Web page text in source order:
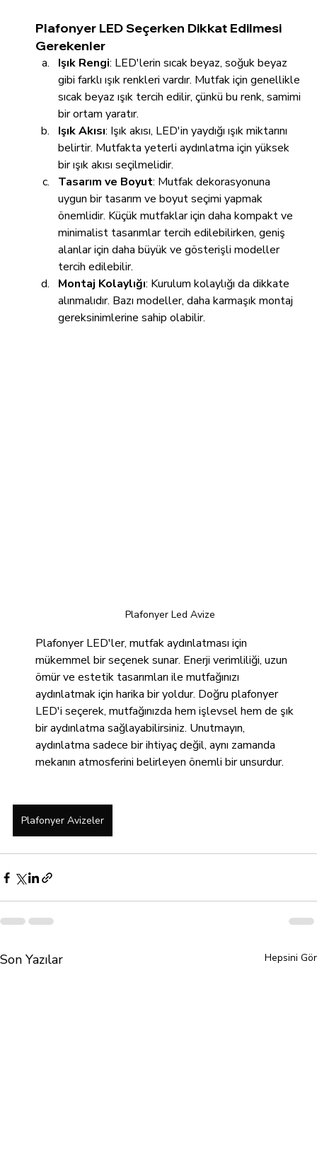
Plafonyer LED Seçerken Dikkat Edilmesi
Gerekenler
Işık Rengi: LED'lerin sıcak beyaz, soğuk beyaz
gibi farklı ışık renkleri vardır. Mutfak için genellikle
sıcak beyaz ışık tercih edilir, çünkü bu renk, samimi
bir ortam yaratır.
Işık Akısı: Işık akısı, LED'in yaydığı ışık miktarını
belirtir. Mutfakta yeterli aydınlatma için yüksek
bir ışık akısı seçilmelidir.
Tasarım ve Boyut: Mutfak dekorasyonuna
uygun bir tasarım ve boyut seçimi yapmak
önemlidir. Küçük mutfaklar için daha kompakt ve
minimalist tasarımlar tercih edilebilirken, geniş
alanlar için daha büyük ve gösterişli modeller
tercih edilebilir.
Montaj Kolaylığı: Kurulum kolaylığı da dikkate
alınmalıdır. Bazı modeller, daha karmaşık montaj
gereksinimlerine sahip olabilir.
Plafonyer Led Avize
Plafonyer LED'ler, mutfak aydınlatması için
mükemmel bir seçenek sunar. Enerji verimliliği, uzun
ömür ve estetik tasarımları ile mutfağınızı
aydınlatmak için harika bir yoldur. Doğru plafonyer
LED'i seçerek, mutfağınızda hem işlevsel hem de şık
bir aydınlatma sağlayabilirsiniz. Unutmayın,
aydınlatma sadece bir ihtiyaç değil, aynı zamanda
mekanın atmosferini belirleyen önemli bir unsurdur.
Plafonyer Avizeler
Son Yazılar Hepsini Gör